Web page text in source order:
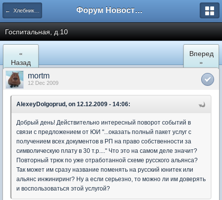
← Хлебниково Форум Новостройки
Госпитальная, д.10
«
Назад
Вперед
»
mortm
12 Dec 2009
AlexeyDolgoprud, on 12.12.2009 - 14:06:
Добрый день! Действительно интересный поворот событий в
связи с предложением от ЮИ "...оказать полный пакет услуг с
получением всех документов в РП на право собственности за
символическую плату в 30 т.р...." Что это на самом деле значит?
Повторный трюк по уже отработанной схеме русского альянса?
Так может им сразу название поменять на русский юнитек или
альянс инжиниринг? Ну а если серьезно, то можно ли им доверять
и воспользоваться этой услугой?